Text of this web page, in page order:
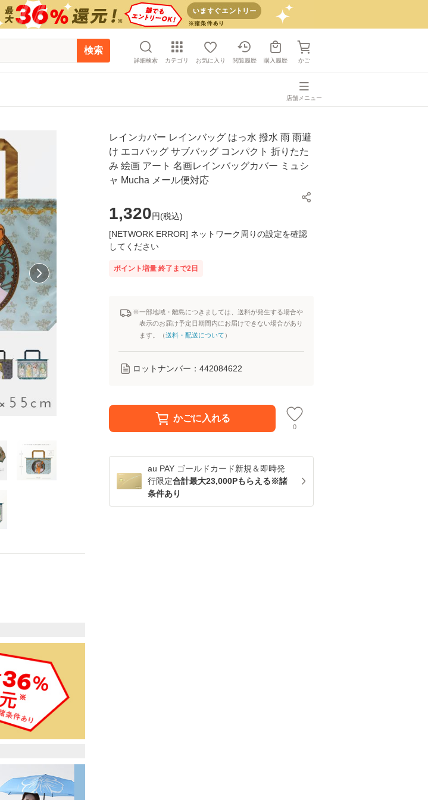
検索
詳細検索 カテゴリ お気に入り 閲覧履歴 購入履歴 かご
店舗メニュー
レインカバー レインバッグ はっ水 撥水 雨 雨避
け エコバッグ サブバッグ コンパクト 折りたた
み 絵画 アート 名画レインバッグカバー ミュシ
ャ Mucha メール便対応
1,320円(税込)
[NETWORK ERROR] ネットワーク周りの設定を確認
してください
ポイント増量 終了まで2 日
※一部地域・離島につきましては、送料が発生する場合や
表示のお届け予定日期間内にお届けできない場合があり
ます。（送料・配送について ）
ロットナンバー： 442084622
かごに入れる
0
au PAY ゴールドカード新規＆即時発
行限定合計最大23,000Pもらえる※諸
条件あり